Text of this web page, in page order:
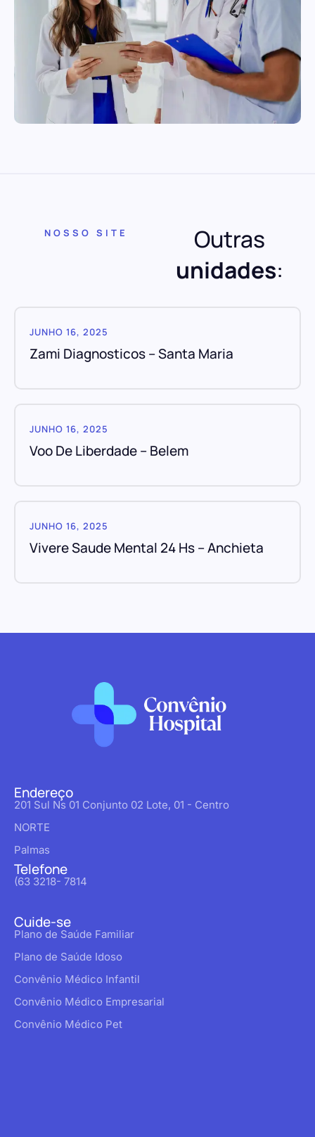
NOSSO SITE
Outras
unidades:
JUNHO 16, 2025
Zami Diagnosticos – Santa Maria
JUNHO 16, 2025
Voo De Liberdade – Belem
JUNHO 16, 2025
Vivere Saude Mental 24 Hs – Anchieta
Endereço
201 Sul Ns 01 Conjunto 02 Lote, 01 - Centro
NORTE
Palmas
Telefone
(63 3218- 7814
Cuide-se
Plano de Saúde Familiar
Plano de Saúde Idoso
Convênio Médico Infantil
Convênio Médico Empresarial
Convênio Médico Pet